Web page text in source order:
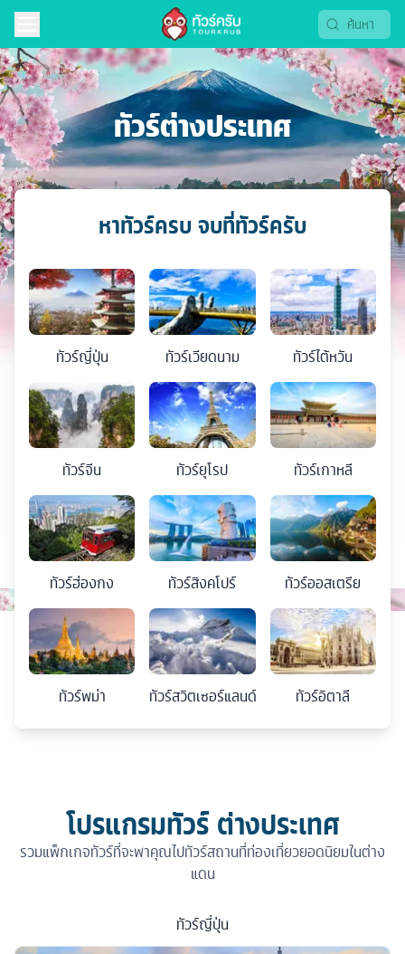
ทัวร์ต่างประเทศ
หาทัวร์ครบ จบที่ทัวร์ครับ
ทัวร์ญี่ปุ่น ทัวร์เวียดนาม ทัวร์ไต้หวัน
ทัวร์จีน ทัวร์ยุโรป ทัวร์เกาหลี
ทัวร์ฮ่องกง ทัวร์สิงคโปร์ ทัวร์ออสเตรีย
ทัวร์พม่า ทัวร์สวิตเซอร์แลนด์ ทัวร์อิตาลี
โปรแกรมทัวร์ ต่างประเทศ
รวมแพ็กเกจทัวร์ที่จะพาคุณไปทัวร์สถานที่ท่องเที่ยวยอดนิยมในต่าง
แดน
ทัวร์ญี่ปุ่น